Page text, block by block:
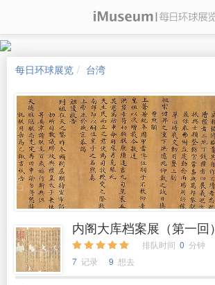
每日环球展览 台湾
内阁大库档案展（第一回）
排队时间 0 分钟
7 记录 9 想去